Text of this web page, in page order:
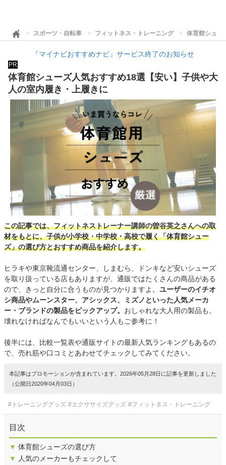
スポーツ・自転車 フィットネス・トレーニング 体育館シュー
『マイナビおすすめナビ』サービス終了のお知らせ
PR
体育館シューズ人気おすすめ18選【安い】子供や大
人の室内履き・上履きに
この記事では、フィットネストレーナー講師の曽谷英之さんへの取
材をもとに、子供が小学校・中学校・高校で履く「体育館シュー
ズ」の選び方とおすすめ商品を紹介します。
ヒラキや東京靴流通センター、しまむら、ドンキなど安いシューズ
を取り扱っている店もありますが、通販ではたくさんの商品がある
ので、きっと自分に合うものが見つかりますよ。 ユーザーのイチオ
シ商品やムーンスター、アシックス、ミズノといった人気メーカ
ー・ブランドの製品をピックアップ。 おしゃれな大人用の製品も。
壊れなければなんでもいいという人もご参考に！
後半には、比較一覧表や通販サイトの最新人気ランキングもあるの
で、売れ筋や口コミとあわせてチェックしてみてください。
本記事はプロモーションが含まれています。2026年05月28日に記事を更新しました
（公開日2020年04月03日）
#トレーニンググッズ #エクササイズグッズ #フィットネス・トレーニング
目次
▼ 体育館シューズの選び方
▼
人気のメーカーもチェックして